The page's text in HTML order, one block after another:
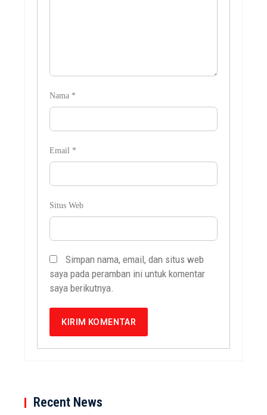
Nama *
Email *
Situs Web
Simpan nama, email, dan situs web
saya pada peramban ini untuk komentar
saya berikutnya.
Recent News